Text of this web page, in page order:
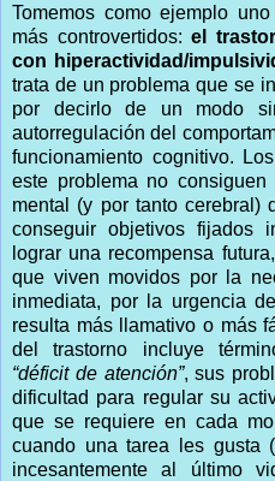
Tomemos como ejemplo
más controvertidos:el
con hiperactividad/
trata de un problema que se
por decirlo de un modo
autorregulación del
funcionamiento cognitivo.
este problema no
mental (y por tanto cerebral)
conseguir objetivos fijados
lograr una recompensa
que viven movidos por la
inmediata, por la urgencia
resulta más llamativo o más
del trastorno incluye
“déficit de atención”, sus
dificultad para regular su
que se requiere en cada
cuando una tarea les gusta
incesantemente al último